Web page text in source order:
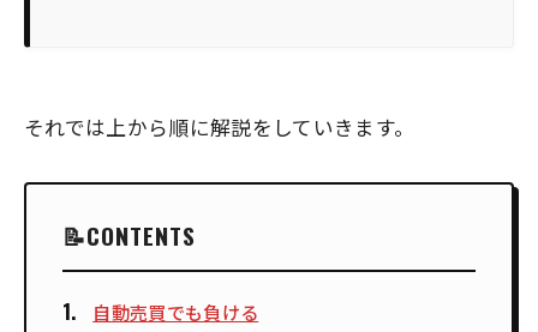
それでは上から順に解説をしていきます。
CONTENTS
自動売買でも負ける